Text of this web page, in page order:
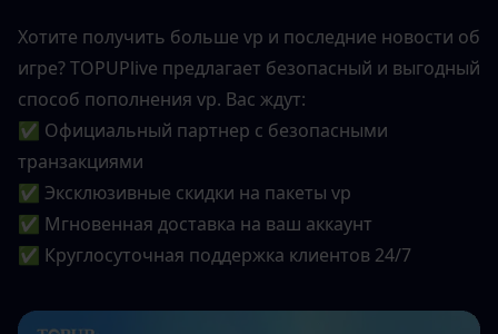
Хотите получить больше vp и последние новости об
игре? TOPUPlive предлагает безопасный и выгодный
способ пополнения vp. Вас ждут:
✅ Официальный партнер с безопасными
транзакциями
✅ Эксклюзивные скидки на пакеты vp
✅ Мгновенная доставка на ваш аккаунт
✅ Круглосуточная поддержка клиентов 24/7